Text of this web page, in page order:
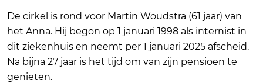
De cirkel is rond voor Martin Woudstra (61 jaar) van
het Anna. Hij begon op 1 januari 1998 als internist in
dit ziekenhuis en neemt per 1 januari 2025 afscheid.
Na bijna 27 jaar is het tijd om van zijn pensioen te
genieten.